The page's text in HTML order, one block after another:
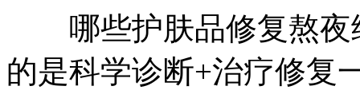
哪些护肤品修复熬夜
的是科学诊断+治疗修复